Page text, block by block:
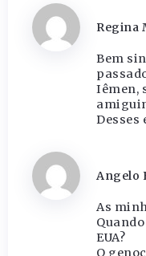
Regina
Bem
Iêmen,
Desses
Angelo
As
EUA?
O